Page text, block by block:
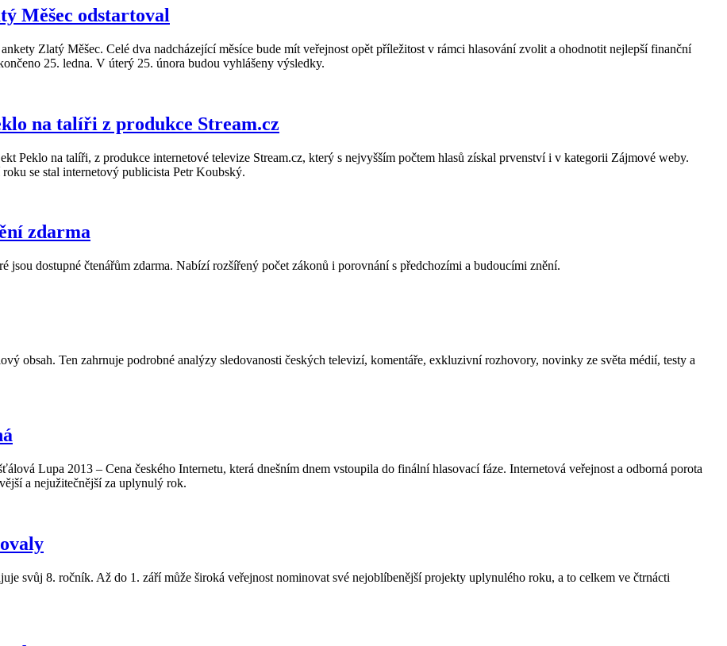
Měšec odstartoval
Zlatý Měšec. Celé dva nadcházející měsíce bude mít veřejnost opět příležitost v rámci hlasování zvolit a ohodnotit nejlepší finanční
25. ledna. V úterý 25. února budou vyhlášeny výsledky.
na talíři z produkce Stream.cz
Peklo na talíři, z produkce internetové televize Stream.cz, který s nejvyšším počtem hlasů získal prvenství i v kategorii Zájmové weby.
se stal internetový publicista Petr Koubský.
zdarma
jsou dostupné čtenářům zdarma. Nabízí rozšířený počet zákonů i porovnání s předchozími a budoucími znění.
obsah. Ten zahrnuje podrobné analýzy sledovanosti českých televizí, komentáře, exkluzivní rozhovory, novinky ze světa médií, testy a
Lupa 2013 – Cena českého Internetu, která dnešním dnem vstoupila do finální hlasovací fáze. Internetová veřejnost a odborná porota
a nejužitečnější za uplynulý rok.
svůj 8. ročník. Až do 1. září může široká veřejnost nominovat své nejoblíbenější projekty uplynulého roku, a to celkem ve čtrnácti